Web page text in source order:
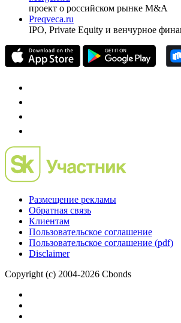
Investfunds
универсальный ресурс по
частного инвестора России
проект о российском рынке M&A
Preqveca.ru
Размещение рекламы
Обратная связь
Пользовательское соглашение
Copyright (c) 2004-2026 Cbonds